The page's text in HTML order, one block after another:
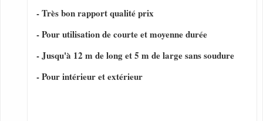
- Très bon rapport qualité prix
- Pour utilisation de courte et moyenne durée
- Jusqu'à 12 m de long et 5 m de large sans soudure
- Pour intérieur et extérieur